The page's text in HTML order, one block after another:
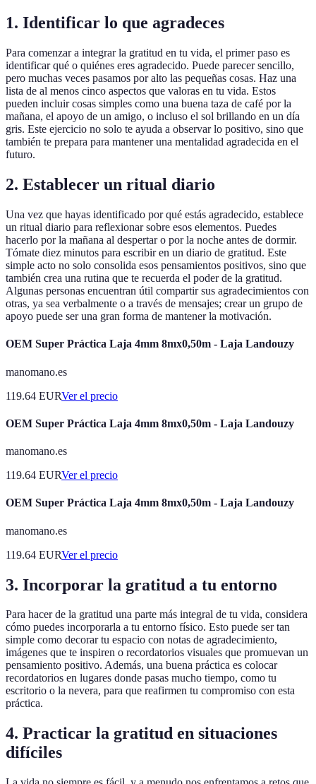
1. Identificar lo que agradeces
Para comenzar a integrar la gratitud en tu vida, el primer paso es
identificar qué o quiénes eres agradecido. Puede parecer sencillo,
pero muchas veces pasamos por alto las pequeñas cosas. Haz una
lista de al menos cinco aspectos que valoras en tu vida. Estos
pueden incluir cosas simples como una buena taza de café por la
mañana, el apoyo de un amigo, o incluso el sol brillando en un día
gris. Este ejercicio no solo te ayuda a observar lo positivo, sino que
también te prepara para mantener una mentalidad agradecida en el
futuro.
2. Establecer un ritual diario
Una vez que hayas identificado por qué estás agradecido, establece
un ritual diario para reflexionar sobre esos elementos. Puedes
hacerlo por la mañana al despertar o por la noche antes de dormir.
Tómate diez minutos para escribir en un diario de gratitud. Este
simple acto no solo consolida esos pensamientos positivos, sino que
también crea una rutina que te recuerda el poder de la gratitud.
Algunas personas encuentran útil compartir sus agradecimientos con
otras, ya sea verbalmente o a través de mensajes; crear un grupo de
apoyo puede ser una gran forma de mantener la motivación.
OEM Super Práctica Laja 4mm 8mx0,50m - Laja Landouzy
manomano.es
119.64 EURVer el precio
OEM Super Práctica Laja 4mm 8mx0,50m - Laja Landouzy
manomano.es
119.64 EURVer el precio
OEM Super Práctica Laja 4mm 8mx0,50m - Laja Landouzy
manomano.es
119.64 EURVer el precio
3. Incorporar la gratitud a tu entorno
Para hacer de la gratitud una parte más integral de tu vida, considera
cómo puedes incorporarla a tu entorno físico. Esto puede ser tan
simple como decorar tu espacio con notas de agradecimiento,
imágenes que te inspiren o recordatorios visuales que promuevan un
pensamiento positivo. Además, una buena práctica es colocar
recordatorios en lugares donde pasas mucho tiempo, como tu
escritorio o la nevera, para que reafirmen tu compromiso con esta
práctica.
4. Practicar la gratitud en situaciones
difíciles